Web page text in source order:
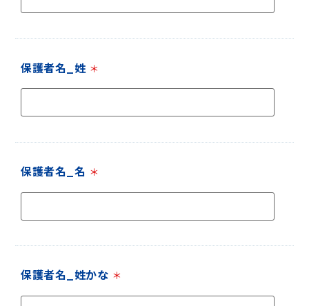
保護者名_姓 ＊
保護者名_名 ＊
保護者名_姓かな ＊